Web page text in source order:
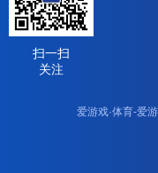
扫一扫
关注
爱游戏·体育-